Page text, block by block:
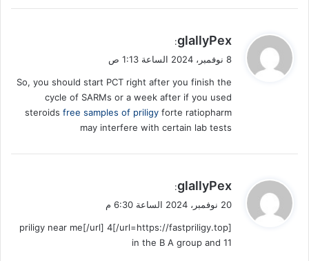
ي
ق
ل
glallyPex
:
8 نوفمبر، 2024 الساعة 1:13 ص
So, you should start PCT right after you finish the
cycle of SARMs or a week after if you used
steroids free samples of priligy forte ratiopharm
may interfere with certain lab tests
ي
ق
ل
glallyPex
:
20 نوفمبر، 2024 الساعة 6:30 م
[url=https://fastpriligy.top/]priligy near me[/url] 4
in the B A group and 11